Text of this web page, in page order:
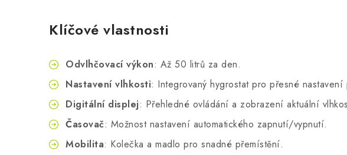
Klíčové vlastnosti
Odvlhčovací výkon: Až 50 litrů za den.
Nastavení vlhkosti: Integrovaný hygrostat pro přesné nastavení
Digitální displej: Přehledné ovládání a zobrazení aktuální
Časovač: Možnost nastavení automatického zapnutí/vypnutí.
Mobilita: Kolečka a madlo pro snadné přemístění.